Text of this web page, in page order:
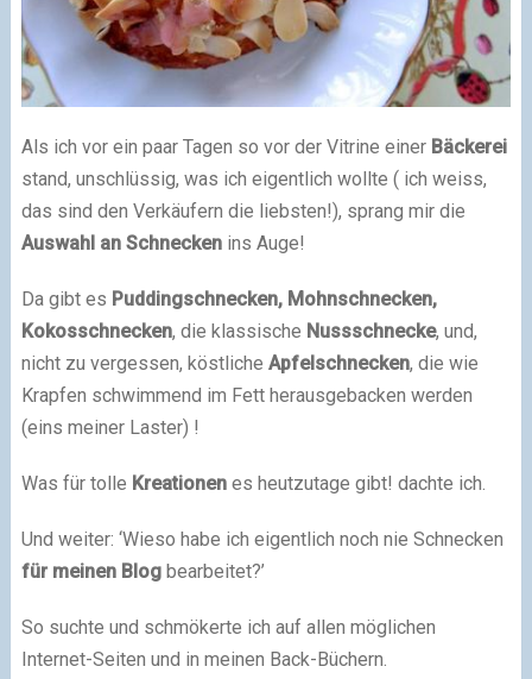
Als ich vor ein paar Tagen so vor der Vitrine einer Bäckerei
stand, unschlüssig, was ich eigentlich wollte ( ich weiss,
das sind den Verkäufern die liebsten!), sprang mir die
Auswahl an Schneckenins Auge!
Da gibt es Puddingschnecken, Mohnschnecken,
Kokosschnecken, die klassische Nussschnecke, und,
nicht zu vergessen, köstliche Apfelschnecken, die wie
Krapfen schwimmend im Fett herausgebacken werden
(eins meiner Laster) !
Was für tolle Kreationenes heutzutage gibt! dachte ich.
Und weiter: ‘Wieso habe ich eigentlich noch nie Schnecken
für meinen Blogbearbeitet?’
So suchte und schmökerte ich auf allen möglichen
Internet-Seiten und in meinen Back-Büchern.